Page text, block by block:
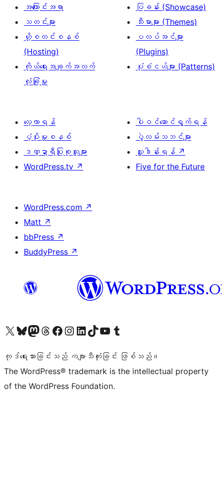
အကြောင်းအရာ
သတင်းများ
ဟို့စတင်းစနစ်
(Hosting)
ကိုယ်ရေးအချက်အလက်
လုံခြုံမှု
ပြခန်း (Showcase)
သီးမားများ (Themes)
ပလပ်အင်များ
(Plugins)
ပုံစံငယ်များ (Patterns)
လေ့လာရန်
ပံ့ပိုးမှုစနစ်
ဒဏ္ဍာရီပြုစုသူများ
WordPress.tv ↗
ပါဝင်ဆောင်ရွက်ရန်
ပွဲလမ်းသဘင်များ
လှူဒါန်းရန် ↗
Five for the Future
WordPress.com ↗
Matt ↗
bbPress ↗
BuddyPress ↗
ကျွန်ုပ်တို့၏ X (ယခင် Twitter) အကောင့်သို့ သွားရောက်ကြည့်ရှုပါကျွန်ုပ်တို့၏ Bluesky အကောင့်သို့ ဝင်ရောက်ကြည့်ရှုရန်
ကျွန်ုပ်တို့၏ Mastodon အကောင့်သို့ သွားရောက်ကြည့်ရှုပါကျွန်ုပ်တို့၏ Threads အကောင့်သို့ ဝင်ရောက်ကြည့်ရှုရန်
ကျွန်ုပ်တို့၏ Facebook စာမျက်နှာသို့ သွားရောက်ကြည့်ရှုပါကျွန်ုပ်တို့၏ Instagram အကောင့်သို့ သွားရောက်ကြည့်ရှုပါ ကျွန်ုပ်တို့၏ LinkedIn အကောင့်သို့ သွားရောက်ကြည့်ရှုပါကျွန်ုပ်တို့၏ TikTok အကောင့်သို့ ဝင်ရောက်ကြည့်ရှုရန်
ကျွန်ုပ်တို့၏ YouTube ချန်နယ်သို့ သွားရောက်ကြည့်ရှုပါ ကျွန်ုပ်တို့၏ Tumblr အကောင့်သို့ ဝင်ရောက်ကြည့်ရှုရန်
ကုဒ်ရေးသားခြင်းသည် ကဗျာသီကုံးခြင်း ဖြစ်သည်။
The WordPress® trademark is the intellectual property
of the WordPress Foundation.